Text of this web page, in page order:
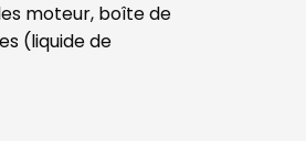
moteur, boîte de
(liquide de